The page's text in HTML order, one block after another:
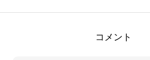
コメント